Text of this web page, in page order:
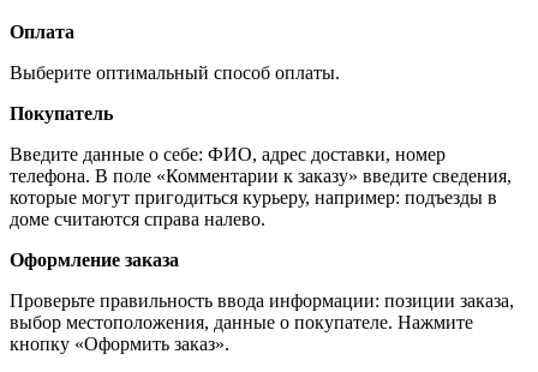
Оплата
Выберите оптимальный способ оплаты.
Покупатель
Введите данные о себе: ФИО, адрес доставки, номер
телефона. В поле «Комментарии к заказу» введите сведения,
которые могут пригодиться курьеру, например: подъезды в
доме считаются справа налево.
Оформление заказа
Проверьте правильность ввода информации: позиции заказа,
выбор местоположения, данные о покупателе. Нажмите
кнопку «Оформить заказ».